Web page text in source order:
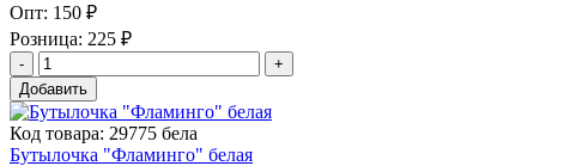
Опт: 150 ₽
Розница: 225 ₽
Добавить
Код товара: 29775 бела
Бутылочка "Фламинго" белая